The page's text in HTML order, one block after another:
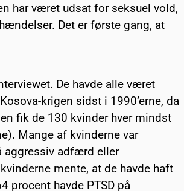
har været udsat for seksuel vold,
Det er første gang, at
De havde alle været
krigen sidst i 1990’erne, da
fik de 130 kvinder hver mindst
Mange af kvinderne var
aggressiv adfærd eller
mente, at de havde haft
procent havde PTSD på